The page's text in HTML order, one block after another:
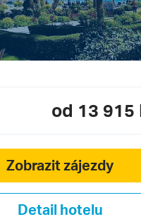
od 13 915
Zobrazit zájezdy
Detail hotelu